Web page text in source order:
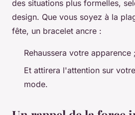
des situations plus formelles,
design. Que vous soyez à la
fête, un bracelet ancre :
Rehaussera votre apparence ;
Et attirera l'attention sur
mode.